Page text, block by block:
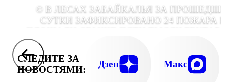
© В ЛЕСАХ ЗАБАЙКАЛЬЯ ЗА
СУТКИ ЗАФИКСИРОВАНО 24 ПОЖАРА
СЛЕДИТЕ ЗА
НОВОСТЯМИ:
Дзен Макс